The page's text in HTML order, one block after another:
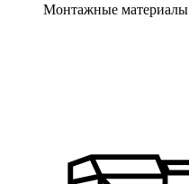
Монтажные материалы